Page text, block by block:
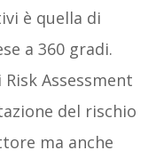
è quella di
a 360 gradi.
Assessment
del rischio
ma anche